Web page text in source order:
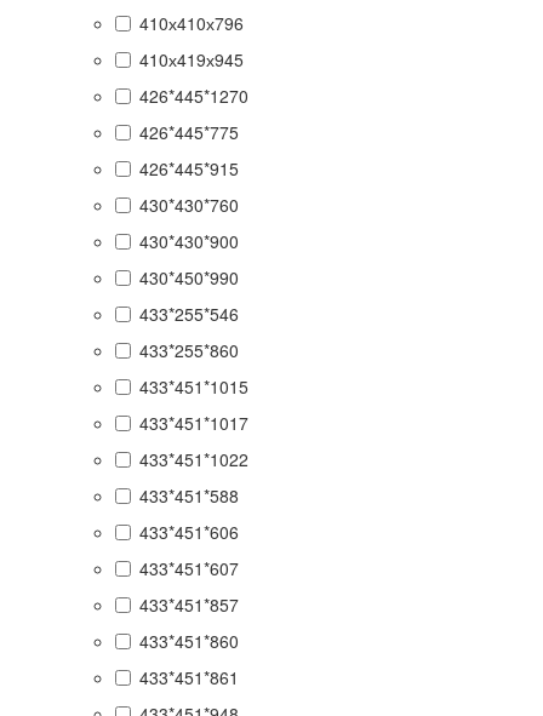
410х410х796
410х419х945
426*445*1270
426*445*775
426*445*915
430*430*760
430*430*900
430*450*990
433*255*546
433*255*860
433*451*1015
433*451*1017
433*451*1022
433*451*588
433*451*606
433*451*607
433*451*857
433*451*860
433*451*861